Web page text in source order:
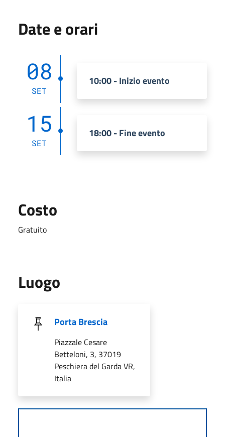
Date e orari
08
SET
10:00 - Inizio evento
15
SET
18:00 - Fine evento
Costo
Gratuito
Luogo
Porta Brescia
Piazzale Cesare
Betteloni, 3, 37019
Peschiera del Garda VR,
Italia